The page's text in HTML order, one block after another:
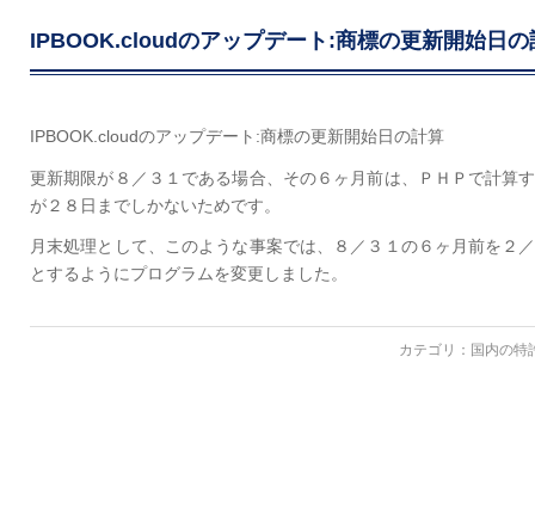
IPBOOK.cloudのアップデート:商標の更新開始日の
IPBOOK.cloudのアップデート:商標の更新開始日の計算
更新期限が８／３１である場合、その６ヶ月前は、ＰＨＰで計算
が２８日までしかないためです。
月末処理として、このような事案では、８／３１の６ヶ月前を２
とするようにプログラムを変更しました。
カテゴリ： 国内の特